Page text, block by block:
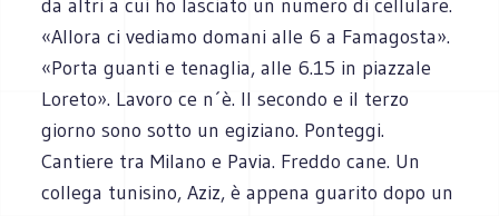
da altri a cui ho lasciato un numero di cellulare.
«Allora ci vediamo domani alle 6 a Famagosta».
«Porta guanti e tenaglia, alle 6.15 in piazzale
Loreto». Lavoro ce n´è. Il secondo e il terzo
giorno sono sotto un egiziano. Ponteggi.
Cantiere tra Milano e Pavia. Freddo cane. Un
collega tunisino, Aziz, è appena guarito dopo un